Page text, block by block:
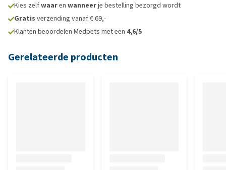
Kies zelfwaaren wanneerje bestelling bezorgd wordt
Gratis verzending vanaf € 69,-
Klanten beoordelen Medpets met een 4,6/5
Gerelateerde producten